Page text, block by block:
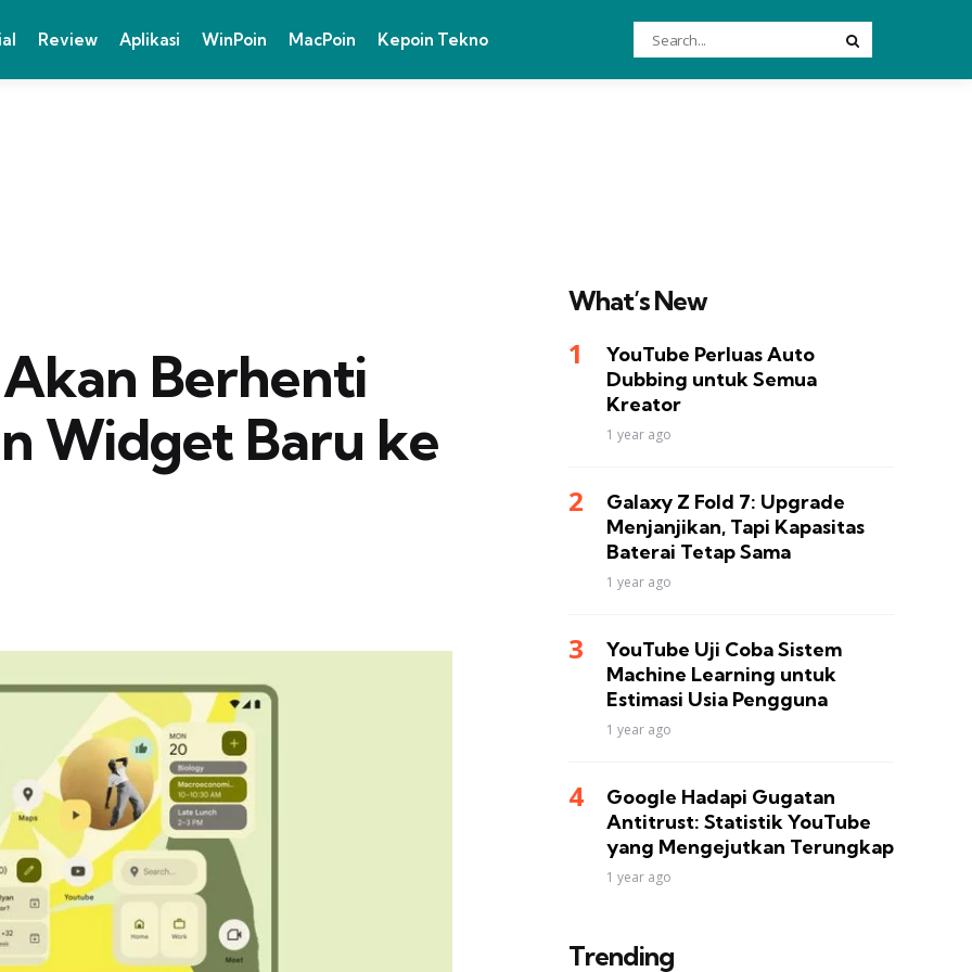
Review Aplikasi WinPoin MacPoin Kepoin Tekno
Search
for:
Berhenti
Widget Baru ke
What’s New
YouTube Perluas Auto
Dubbing untuk Semua
Kreator
1 year ago
Galaxy Z Fold 7: Upgrade
Menjanjikan, Tapi Kapasitas
Baterai Tetap Sama
1 year ago
YouTube Uji Coba Sistem
Machine Learning untuk
Estimasi Usia Pengguna
1 year ago
Google Hadapi Gugatan
Antitrust: Statistik YouTube
yang Mengejutkan Terungkap
1 year ago
Trending